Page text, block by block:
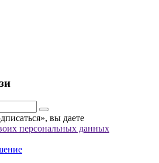
вы даете
персональных данных